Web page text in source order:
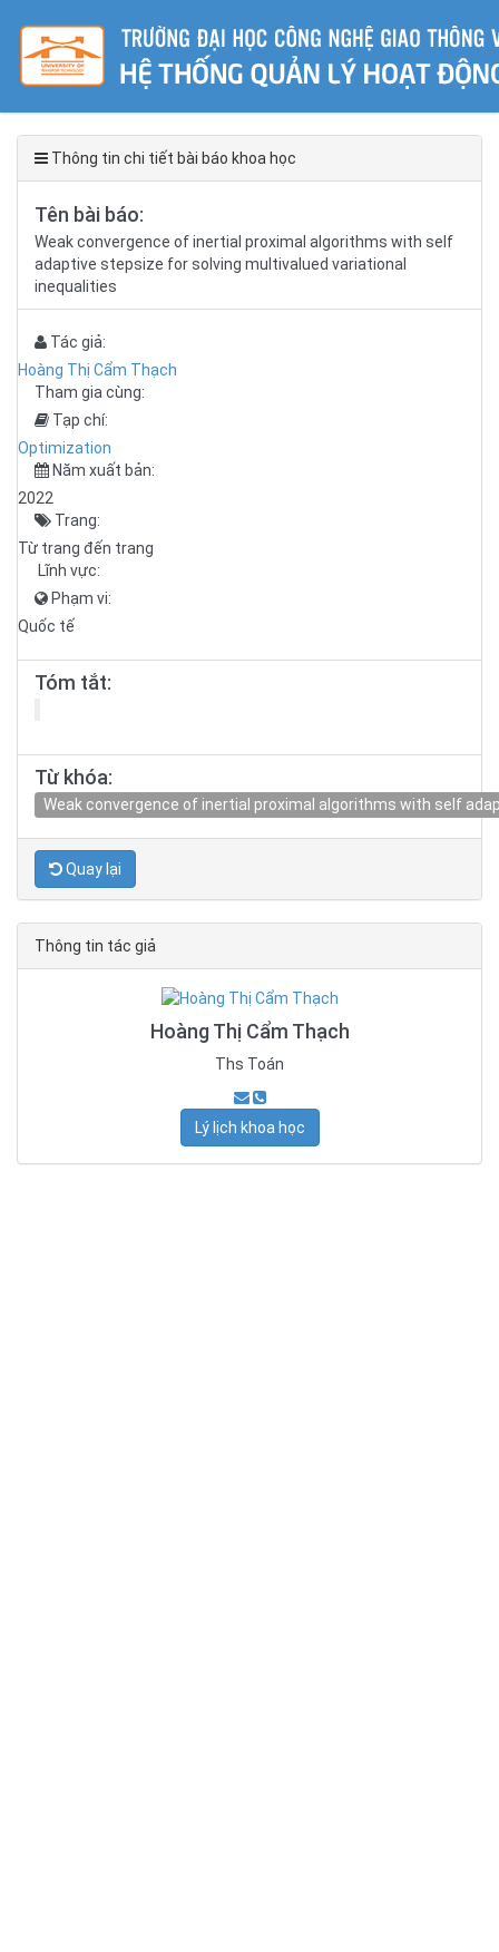
Thông tin chi tiết bài báo khoa học
Tên bài báo:
Weak convergence of inertial proximal algorithms with self
adaptive stepsize for solving multivalued variational
inequalities
Tác giả:
Hoàng Thị Cẩm Thạch
Tham gia cùng:
Tạp chí:
Optimization
Năm xuất bản:
2022
Trang:
Từ trang đến trang
Lĩnh vực:
Phạm vi:
Quốc tế
Tóm tắt:
Từ khóa:
Weak convergence of inertial proximal algorithms with self
Quay lại
Thông tin tác giả
Hoàng Thị Cẩm Thạch
Ths Toán
Lý lịch khoa học